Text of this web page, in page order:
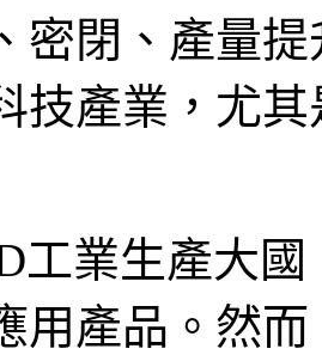
密閉、產量
技產業，尤
工業生產大
用產品。然